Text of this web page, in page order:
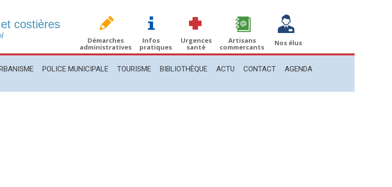
costières
Démarches
administratives
Infos
pratiques
Urgences
santé
Artisans
commercants Nos élus
POLICE MUNICIPALE TOURISME BIBLIOTHÈQUE ACTU CONTACT AGENDA
POLICE MUNICIPALE TOURISME BIBLIOTHÈQUE CONTACT AGENDA